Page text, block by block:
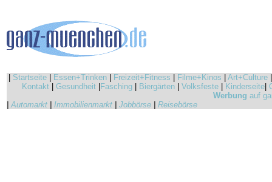
Startseite Essen+Trinken Freizeit+Fitness Filme+Kinos Art+Culture
Kontakt
Gesundheit Fasching Biergärten Volksfeste Kinderseite
Werbung auf
|Automarkt Immobilienmarkt Jobbörse Reisebörse